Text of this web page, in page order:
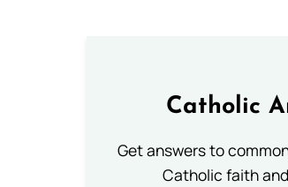
Catholic
Get answers to
Catholic faith